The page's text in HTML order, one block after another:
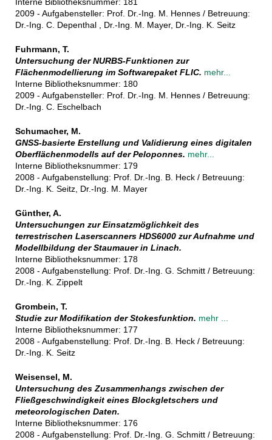
2009 - Aufgabensteller: Prof. Dr.-Ing. M. Hennes / Betreuung:
Dr.-Ing. C. Depenthal , Dr.-Ing. M. Mayer, Dr.-Ing. K. Seitz
Fuhrmann, T.
Untersuchung der NURBS-Funktionen zur
Flächenmodellierung im Softwarepaket FLIC. mehr...
Interne Bibliotheksnummer: 180
2009 - Aufgabensteller: Prof. Dr.-Ing. M. Hennes / Betreuung:
Dr.-Ing. C. Eschelbach
Schumacher, M.
GNSS-basierte Erstellung und Validierung eines digitalen
Oberflächenmodells auf der Peloponnes. mehr...
Interne Bibliotheksnummer: 179
2008 - Aufgabenstellung: Prof. Dr.-Ing. B. Heck / Betreuung:
Dr.-Ing. K. Seitz, Dr.-Ing. M. Mayer
Günther, A.
Untersuchungen zur Einsatzmöglichkeit des
terrestrischen Laserscanners HDS6000 zur Aufnahme und
Modellbildung der Staumauer in Linach.
Interne Bibliotheksnummer: 178
2008 - Aufgabenstellung: Prof. Dr.-Ing. G. Schmitt / Betreuung:
Dr.-Ing. K. Zippelt
Grombein, T.
Studie zur Modifikation der Stokesfunktion. mehr ...
Interne Bibliotheksnummer: 177
2008 - Aufgabenstellung: Prof. Dr.-Ing. B. Heck / Betreuung:
Dr.-Ing. K. Seitz
Weisensel, M.
Untersuchung des Zusammenhangs zwischen der
Fließgeschwindigkeit eines Blockgletschers und
meteorologischen Daten.
Interne Bibliotheksnummer: 176
2008 - Aufgabenstellung: Prof. Dr.-Ing. G. Schmitt / Betreuung: